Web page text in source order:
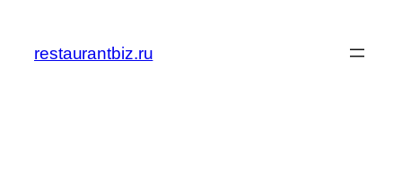
содержимому
restaurantbiz.ru